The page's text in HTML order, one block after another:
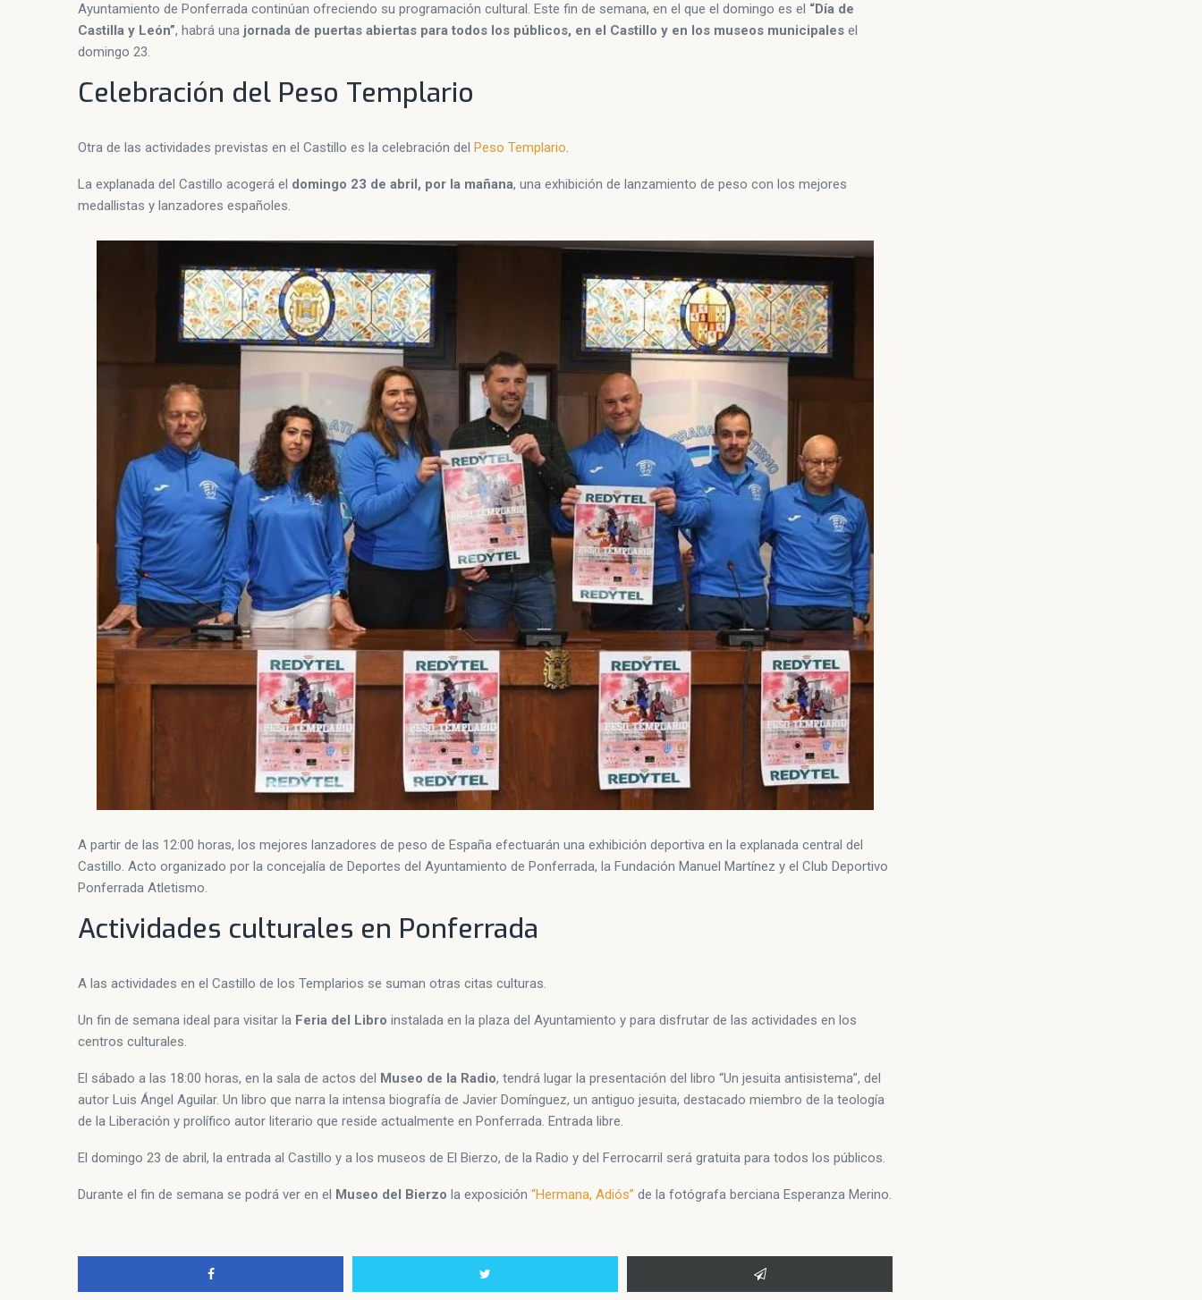
Ayuntamiento de Ponferrada continúan ofreciendo su programación cultural. Este fin de semana, en el que el domingo es el “Día de
Castilla y León”, habrá una jornada de puertas abiertas para todos los públicos, en el Castillo y en los museos municipales el
domingo 23.
Celebración del Peso Templario
Otra de las actividades previstas en el Castillo es la celebración del Peso Templario.
La explanada del Castillo acogerá el domingo 23 de abril, por la mañana, una exhibición de lanzamiento de peso con los mejores
medallistas y lanzadores españoles.
A partir de las 12:00 horas, los mejores lanzadores de peso de España efectuarán una exhibición deportiva en la explanada central del
Castillo. Acto organizado por la concejalía de Deportes del Ayuntamiento de Ponferrada, la Fundación Manuel Martínez y el Club Deportivo
Ponferrada Atletismo.
Actividades culturales en Ponferrada
A las actividades en el Castillo de los Templarios se suman otras citas culturas.
Un fin de semana ideal para visitar la Feria del Libro instalada en la plaza del Ayuntamiento y para disfrutar de las actividades en los
centros culturales.
El sábado a las 18:00 horas, en la sala de actos del Museo de la Radio, tendrá lugar la presentación del libro “Un jesuita antisistema”, del
autor Luis Ángel Aguilar. Un libro que narra la intensa biografía de Javier Domínguez, un antiguo jesuita, destacado miembro de la teología
de la Liberación y prolífico autor literario que reside actualmente en Ponferrada. Entrada libre.
El domingo 23 de abril, la entrada al Castillo y a los museos de El Bierzo, de la Radio y del Ferrocarril será gratuita para todos los públicos.
Durante el fin de semana se podrá ver en el Museo del Bierzo la exposición “Hermana, Adiós” de la fotógrafa berciana Esperanza Merino.